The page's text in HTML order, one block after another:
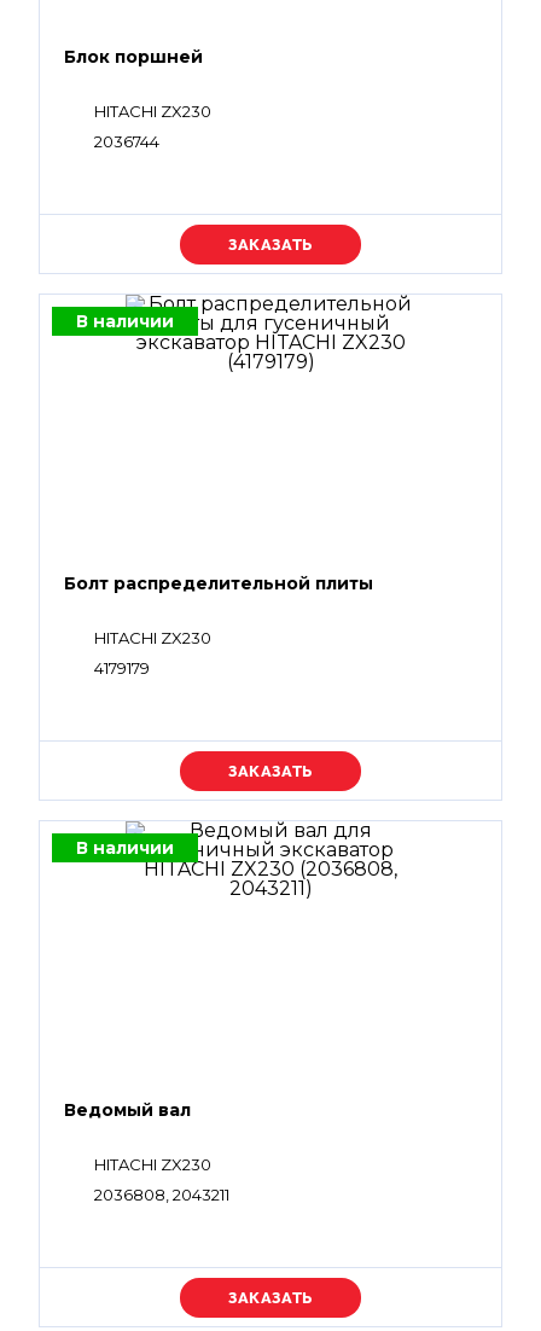
Блок поршней
HITACHI ZX230
2036744
Уточняйте цену
В наличии
Болт распределительной плиты
HITACHI ZX230
4179179
Уточняйте цену
В наличии
Ведомый вал
HITACHI ZX230
2036808, 2043211
Уточняйте цену